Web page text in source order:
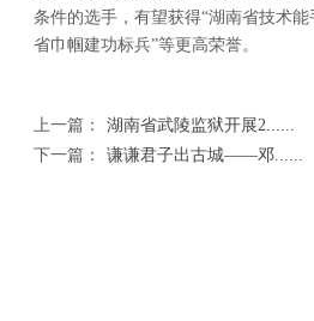
条件的选手，有望获得“湖南省技术
省巾帼建功标兵”等更高荣誉。
上一篇：
湖南省武陵监狱开展2......
下一篇：
谦谦君子出古城——邓......